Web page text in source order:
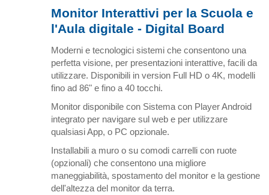
Monitor Interattivi per la Scuola e
l'Aula digitale - Digital Board
Moderni e tecnologici sistemi che consentono una
perfetta visione, per presentazioni interattive, facili da
utilizzare. Disponibili in version Full HD o 4K, modelli
fino ad 86" e fino a 40 tocchi.
Monitor disponibile con Sistema con Player Android
integrato per navigare sul web e per utilizzare
qualsiasi App, o PC opzionale.
Installabili a muro o su comodi carrelli con ruote
(opzionali) che consentono una migliore
maneggiabilità, spostamento del monitor e la gestione
dell'altezza del monitor da terra.